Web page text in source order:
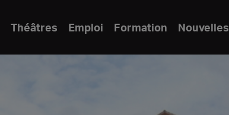
Théâtres Emploi Formation Nouvelles